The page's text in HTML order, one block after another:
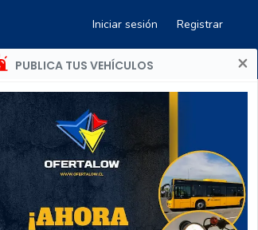
Iniciar sesión Registrar
PUBLICA TUS VEHÍCULOS ×